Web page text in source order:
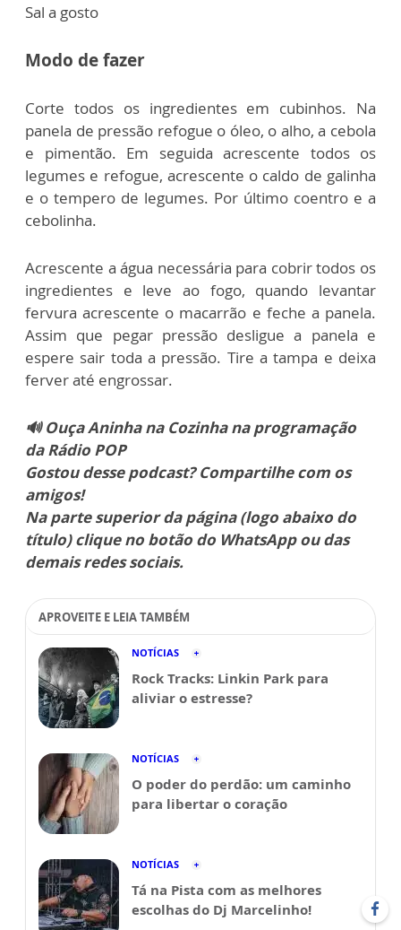
Sal a gosto
Modo de fazer
Corte todos os ingredientes em cubinhos. Na
panela de pressão refogue o óleo, o alho, a cebola
e pimentão. Em seguida acrescente todos os
legumes e refogue, acrescente o caldo de galinha
e o tempero de legumes. Por último coentro e a
cebolinha.
Acrescente a água necessária para cobrir todos os
ingredientes e leve ao fogo, quando levantar
fervura acrescente o macarrão e feche a panela.
Assim que pegar pressão desligue a panela e
espere sair toda a pressão. Tire a tampa e deixa
ferver até engrossar.
🔊 Ouça Aninha na Cozinha na programação
da Rádio POP
Gostou desse podcast? Compartilhe com os
amigos!
Na parte superior da página (logo abaixo do
título) clique no botão do WhatsApp ou das
demais redes sociais.
APROVEITE E LEIA TAMBÉM
NOTÍCIAS
Rock Tracks: Linkin Park para
aliviar o estresse?
NOTÍCIAS
O poder do perdão: um caminho
para libertar o coração
NOTÍCIAS
Tá na Pista com as melhores
escolhas do Dj Marcelinho!